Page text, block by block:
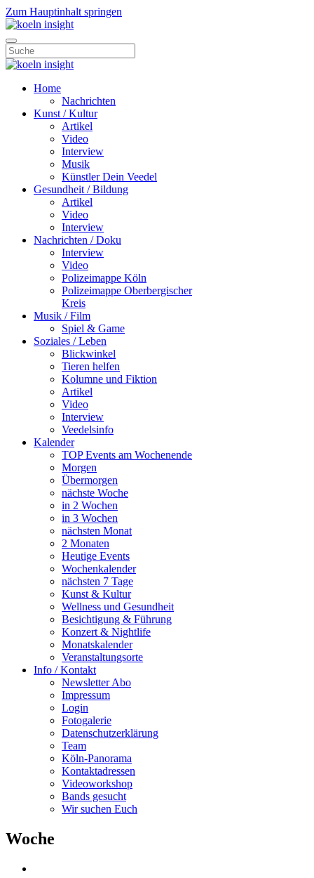
Zum Hauptinhalt springen
Home
Nachrichten
Kunst / Kultur
Artikel
Video
Interview
Musik
Künstler Dein Veedel
Gesundheit / Bildung
Artikel
Video
Interview
Nachrichten / Doku
Interview
Video
Polizeimappe Köln
Polizeimappe Oberbergischer
Kreis
Musik / Film
Spiel & Game
Soziales / Leben
Blickwinkel
Tieren helfen
Kolumne und Fiktion
Artikel
Video
Interview
Veedelsinfo
Kalender
TOP Events am Wochenende
Morgen
Übermorgen
nächste Woche
in 2 Wochen
in 3 Wochen
nächsten Monat
2 Monaten
Heutige Events
Wochenkalender
nächsten 7 Tage
Kunst & Kultur
Wellness und Gesundheit
Besichtigung & Führung
Konzert & Nightlife
Monatskalender
Veranstaltungsorte
Info / Kontakt
Newsletter Abo
Impressum
Login
Fotogalerie
Datenschutzerklärung
Team
Köln-Panorama
Kontaktadressen
Videoworkshop
Bands gesucht
Wir suchen Euch
Woche